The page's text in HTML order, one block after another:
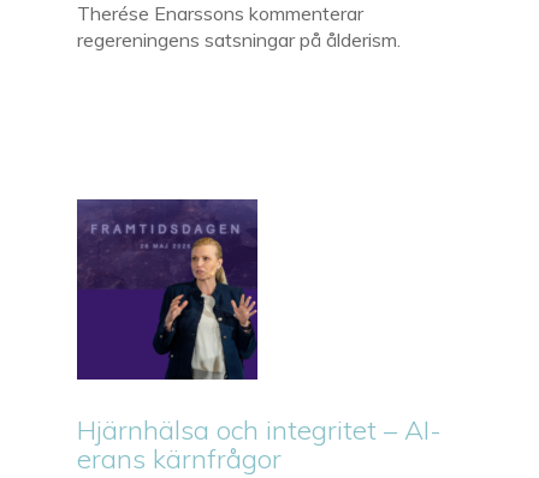
Therése Enarssons kommenterar
regereningens satsningar på ålderism.
Hjärnhälsa och integritet – AI-
erans kärnfrågor